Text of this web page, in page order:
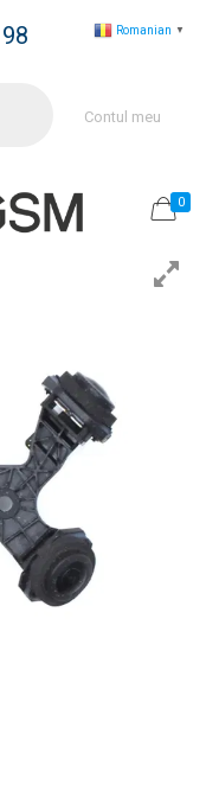
Contul meu
0
Romanian ▼